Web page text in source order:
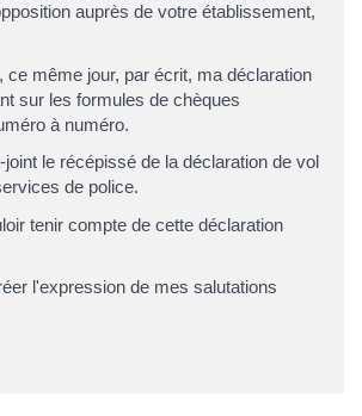
auprès de votre établissement,
ce même jour, par écrit, ma déclaration
sur les formules de chèques
à numéro.
le récépissé de la déclaration de vol
de police.
tenir compte de cette déclaration
l'expression de mes salutations